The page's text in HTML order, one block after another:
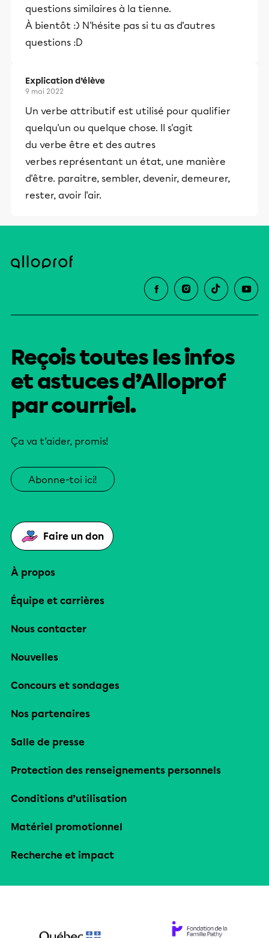
questions similaires à la tienne.
À bientôt :) N'hésite pas si tu as d'autres
questions :D
Explication d’élève
9 mai 2022
Un verbe attributif est utilisé pour qualifier
quelqu'un ou quelque chose. Il s'agit
du verbe être et des autres
verbes représentant un état, une manière
d'être. paraitre, sembler, devenir, demeurer,
rester, avoir l'air.
Reçois toutes les infos
et astuces d’Alloprof
par courriel.
Ça va t’aider, promis!
Abonne-toi ici!
Faire un don
À propos
Équipe et carrières
Nous contacter
Nouvelles
Concours et sondages
Nos partenaires
Salle de presse
Protection des renseignements personnels
Conditions d’utilisation
Matériel promotionnel
Recherche et impact